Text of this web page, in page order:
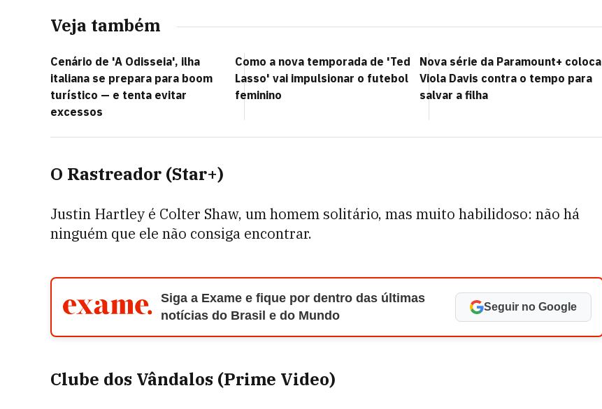
Veja também
Cenário de 'A Odisseia', ilha
italiana se prepara para boom
turístico — e tenta evitar
excessos
Como a nova temporada de 'Ted
Lasso' vai impulsionar o futebol
feminino
Nova série da Paramount+ coloca
Viola Davis contra o tempo para
salvar a filha
O Rastreador (Star+)
Justin Hartley é Colter Shaw, um homem solitário, mas muito habilidoso: não há
ninguém que ele não consiga encontrar.
Siga a Exame e fique por dentro das últimas
notícias do Brasil e do Mundo
Seguir no Google
Clube dos Vândalos (Prime Video)